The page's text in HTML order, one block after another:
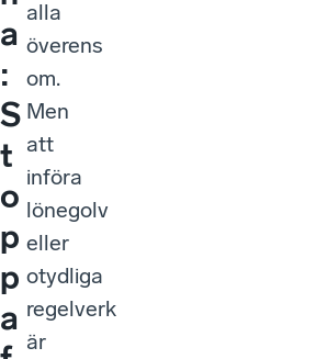
a
:
S
t
o
p
p
a
alla
överens
om.
Men
att
införa
lönegolv
eller
otydliga
regelverk
är